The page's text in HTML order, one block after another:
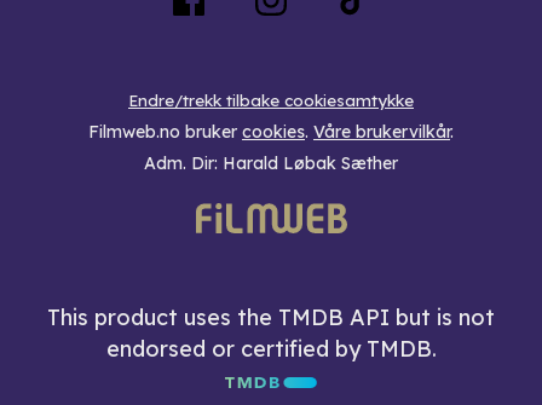
Endre/trekk tilbake cookiesamtykke
Filmweb.no bruker cookies. Våre brukervilkår.
Adm. Dir: Harald Løbak Sæther
This product uses the TMDB API but is not
endorsed or certified by TMDB.